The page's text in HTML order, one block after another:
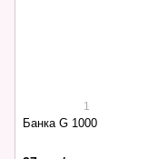
1
Банка G 1000